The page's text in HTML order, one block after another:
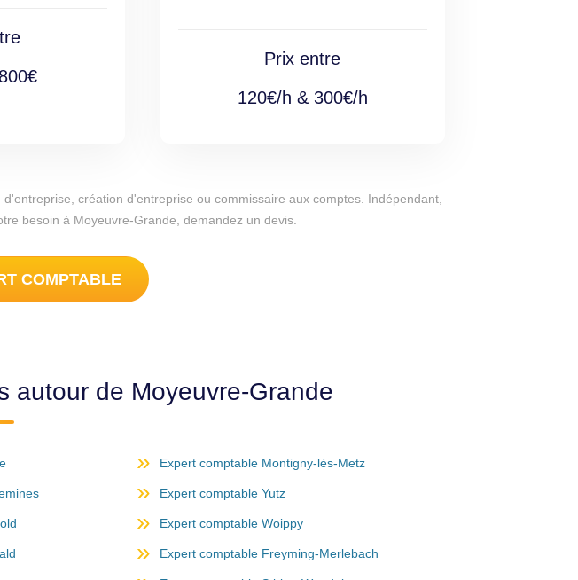
Prix entre
120€/h & 300€/h
création d'entreprise ou commissaire aux comptes. Indépendant,
besoin à Moyeuvre-Grande, demandez un devis.
COMPTABLE
autour de Moyeuvre-Grande
Expert comptable Montigny-lès-Metz
Expert comptable Yutz
Expert comptable Woippy
Expert comptable Freyming-Merlebach